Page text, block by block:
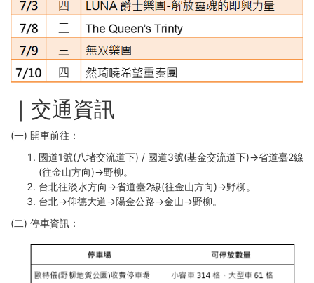
｜交通資訊
(一) 開車前往：
國道1號(八堵交流道下) / 國道3號(基金交流道下)→省道臺2線
(往金山方向)→野柳。
台北往淡水方向→省道臺2線(往金山方向)→野柳。
台北→仰德大道→陽金公路→金山→野柳。
(二) 停車資訊：